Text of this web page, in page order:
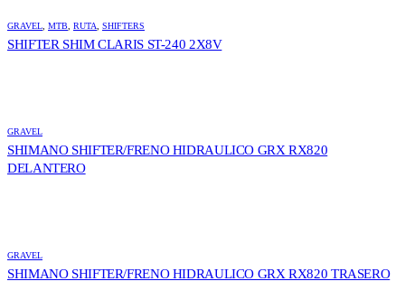
GRAVEL, MTB, RUTA, SHIFTERS
SHIFTER SHIM CLARIS ST-240 2X8V
GRAVEL
SHIMANO SHIFTER/FRENO HIDRAULICO GRX RX820
DELANTERO
GRAVEL
SHIMANO SHIFTER/FRENO HIDRAULICO GRX RX820 TRASERO